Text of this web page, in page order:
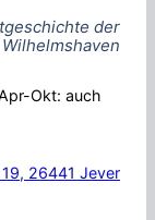
der
Okt: auch
26441 Jever